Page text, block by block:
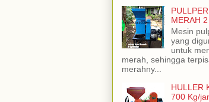
MERAH
Mesin
yang
untuk
merah, sehingga
merahny...
HULLER
700 Kg/